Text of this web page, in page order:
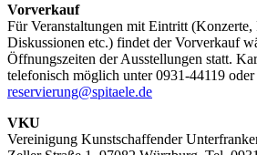
Vorverkauf
Für Veranstaltungen mit Eintritt (Konzerte,
Diskussionen etc.) findet der Vorverkauf
Öffnungszeiten der Ausstellungen statt.
telefonisch möglich unter 0931-44119
reservierung@spitaele.de
VKU
Vereinigung Kunstschaffender